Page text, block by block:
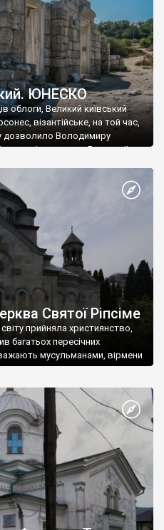
ЮНЕСКО
облоги, Великий київський
візантійське, на той час,
дозволило Володимиру
імператору Василю ІІ, та
став Василем-християнином.
честь Херсонесу Таврійського
Святої Ріпсіме
прийняла християнство,
багатьох пересічних
мусульманами, вірмени